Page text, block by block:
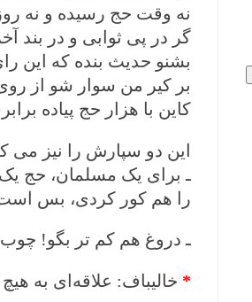
نه وقت حج رسیده و نه
گر در پی ثوابی و در بند
بشنو حدیث بنده كه این
بر كیر من سوار شو از روی
كاین با هزار حج پیاده
این دو سپارش را نیز می
ـ برای یک مسلمان، حج
را هم کور کردی، بس است
ـ دروغ هم کم تر بگو! چوب
* خالیباف: علاقه‌ای به